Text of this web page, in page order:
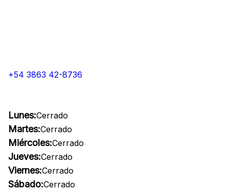
+54 3863 42-8736
Lunes:Cerrado
Martes:Cerrado
Miércoles:Cerrado
Jueves:Cerrado
Viernes:Cerrado
Sábado:Cerrado